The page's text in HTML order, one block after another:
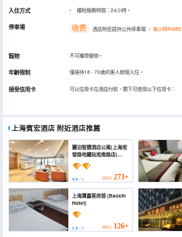
入住方式 櫃枱服務時間：24小時。
停車場 收费 酒店附近提供公共停車場 ， 每小時RMB5
寵物 不可攜帶寵物。
年齡限制 僅接待18 - 70歲的客人辦理入住。
接受信用卡 可以信用卡在酒店付款，閣下可使用以下信用卡：
上海賓宏酒店 附近酒店推薦
麗泊智選酒店公寓(上海淞
發路地鐵站淞南路店)
(Libo Smart Select
Hotel Apartment)
4.6 / 5 HKD 273+
上海寶鑫客房部 (Baoxin
Hotel)
1.9 / 5 HKD 126+